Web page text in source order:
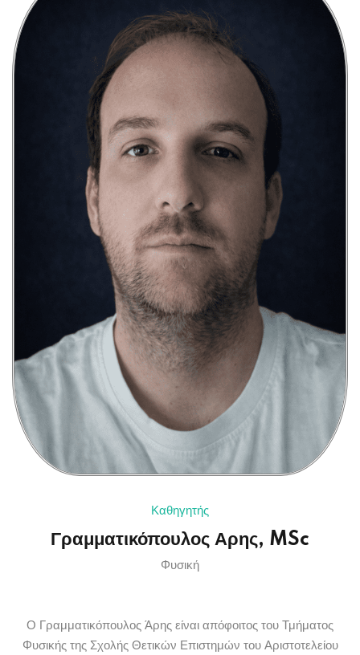
Καθηγητής
Γραμματικόπουλος Αρης, MSc
Φυσική
Ο Γραμματικόπουλος Άρης είναι απόφοιτος του Τμήματος
Φυσικής της Σχολής Θετικών Επιστημών του Αριστοτελείου